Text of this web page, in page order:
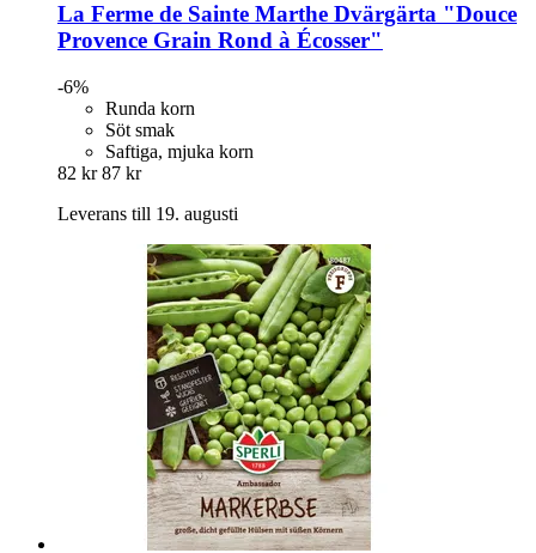
La Ferme de Sainte Marthe Dvärgärta "Douce
Provence Grain Rond à Écosser"
-6%
Runda korn
Söt smak
Saftiga, mjuka korn
82 kr 87 kr
Leverans till 19. augusti